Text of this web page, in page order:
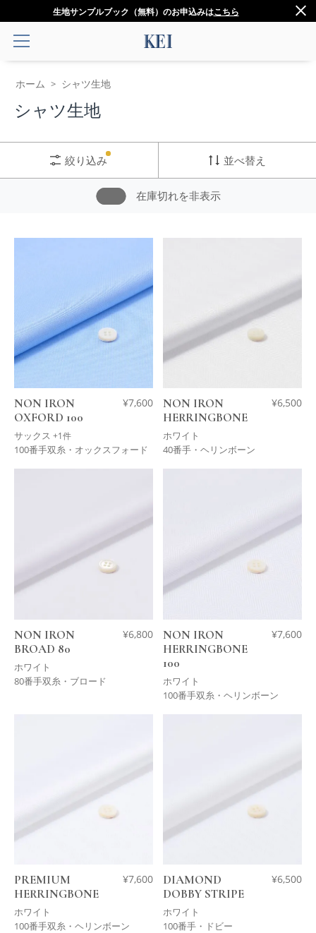
生地サンプルブック（無料）のお申込みはこちら
ホーム > シャツ生地
シャツ生地
絞り込み 並べ替え
在庫切れを非表示
NON IRON
OXFORD 100
サックス +1件
¥7,600
100番手双糸・オックスフォード
NON IRON
HERRINGBONE
ホワイト
¥6,500
40番手・ヘリンボーン
NON IRON
BROAD 80
ホワイト
¥6,800
80番手双糸・ブロード
NON IRON
HERRINGBONE
100
ホワイト
¥7,600
100番手双糸・ヘリンボーン
PREMIUM
HERRINGBONE
ホワイト
¥7,600
100番手双糸・ヘリンボーン
DIAMOND
DOBBY STRIPE
ホワイト
¥6,500
100番手・ドビー